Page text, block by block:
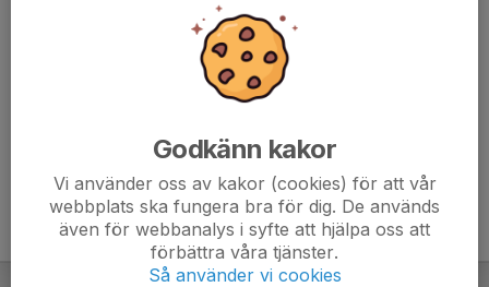
Godkänn kakor
Vi använder oss av kakor (cookies) för att vår
webbplats ska fungera bra för dig. De används
även för webbanalys i syfte att hjälpa oss att
förbättra våra tjänster.
Så använder vi cookies